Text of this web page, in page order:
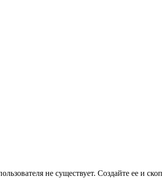
не существует. Создайте ее и